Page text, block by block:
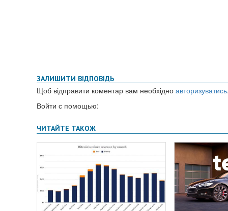
ЗАЛИШИТИ ВІДПОВІДЬ
Щоб відправити коментар вам необхідно авторизуватись
Войти с помощью: